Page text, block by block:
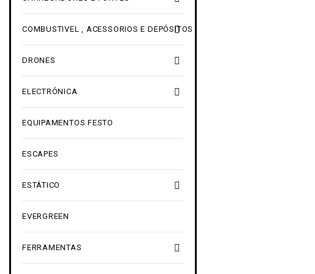

COMBUSTIVEL , ACESSORIOS E DEPÓSITOS

DRONES

ELECTRÓNICA
EQUIPAMENTOS FESTO
ESCAPES

ESTÁTICO
EVERGREEN

FERRAMENTAS